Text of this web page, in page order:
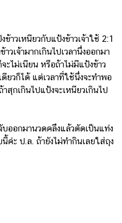
เหนียวกับแป้งข้าวเจ้าใช้ 2:1
วเจ้ามากเกินไปเวลานึ่งออกมา
ะไม่เนียน หรือถ้าไม่มีแป้งข้าว
ดียวก็ได้ แต่เวลาที่ใช้นึ่งจะทำพอ
สุกเกินไปแป้งจะเหนียวเกินไป
กมานวดคลึงแล้วตัดเป็นแท่ง
ค่ะ ป.ล. ถ้ายังไม่ทำกินเลยใส่ถุง